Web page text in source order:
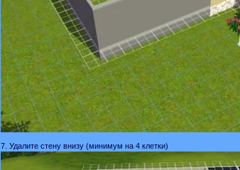
7. Удалите стену внизу (минимум на 4 клетки)